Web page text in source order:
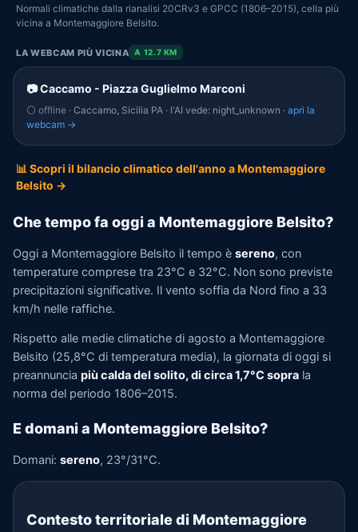
Normali climatiche dalla rianalisi 20CRv3 e GPCC (1806–2015), cella più
vicina a Montemaggiore Belsito.
LA WEBCAM PIÙ VICINA A 12.7 KM
📷 Caccamo - Piazza Guglielmo Marconi
⚪ offline · Caccamo, Sicilia PA · l'AI vede: night_unknown · apri la
webcam →
📊 Scopri il bilancio climatico dell'anno a Montemaggiore
Belsito →
Che tempo fa oggi a Montemaggiore Belsito?
Oggi a Montemaggiore Belsito il tempo è sereno, con
temperature comprese tra 23°C e 32°C. Non sono previste
precipitazioni significative. Il vento soffia da Nord fino a 33
km/h nelle raffiche.
Rispetto alle medie climatiche di agosto a Montemaggiore
Belsito (25,8°C di temperatura media), la giornata di oggi si
preannuncia più calda del solito, di circa 1,7°C sopra la
norma del periodo 1806–2015.
E domani a Montemaggiore Belsito?
Domani: sereno, 23°/31°C.
Contesto territoriale di Montemaggiore